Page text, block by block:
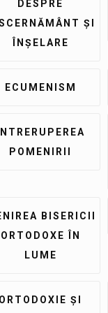
DESPRE
ȘI
ÎNȘELARE
ECUMENISM
POMENIRII
BISERICII
ORTODOXE ÎN
LUME
ȘI